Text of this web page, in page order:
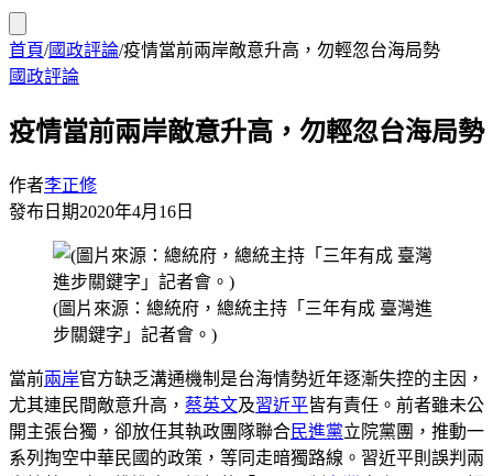
首頁/國政評論/疫情當前兩岸敵意升高，勿輕忽台海局勢
國政評論
疫情當前兩岸敵意升高，勿輕忽台海局勢
作者李正修
發布日期2020年4月16日
(圖片來源：總統府，總統主持「三年有成 臺灣進
步關鍵字」記者會。)
當前兩岸官方缺乏溝通機制是台海情勢近年逐漸失控的主因，
尤其連民間敵意升高， 蔡英文及習近平皆有責任。前者雖未公
開主張台獨，卻放任其執政團隊聯合民進黨立院黨團，推動一
系列掏空中華民國的政策，等同走暗獨路線。習近平則誤判兩